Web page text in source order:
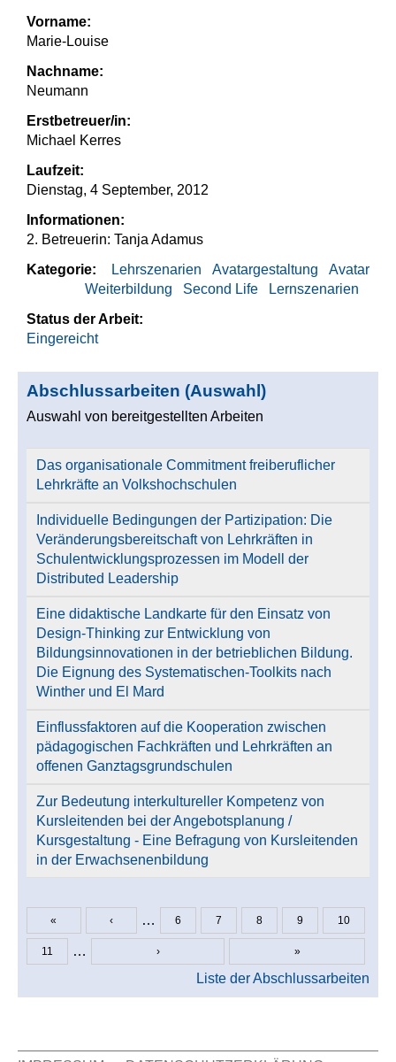
Vorname:
Marie-Louise
Nachname:
Neumann
Erstbetreuer/in:
Michael Kerres
Laufzeit:
Dienstag, 4 September, 2012
Informationen:
2. Betreuerin: Tanja Adamus
Kategorie:
Avatar
Avatargestaltung
Lehrszenarien
Lernszenarien
Second Life
Weiterbildung
Status der Arbeit:
Eingereicht
Abschlussarbeiten (Auswahl)
Auswahl von bereitgestellten Arbeiten
Das organisationale Commitment freiberuflicher
Lehrkräfte an Volkshochschulen
Individuelle Bedingungen der Partizipation: Die
Veränderungsbereitschaft von Lehrkräften in
Schulentwicklungsprozessen im Modell der
Distributed Leadership
Eine didaktische Landkarte für den Einsatz von
Design-Thinking zur Entwicklung von
Bildungsinnovationen in der betrieblichen Bildung.
Die Eignung des Systematischen-Toolkits nach
Winther und El Mard
Einflussfaktoren auf die Kooperation zwischen
pädagogischen Fachkräften und Lehrkräften an
offenen Ganztagsgrundschulen
Zur Bedeutung interkultureller Kompetenz von
Kursleitenden bei der Angebotsplanung /
Kursgestaltung - Eine Befragung von Kursleitenden
in der Erwachsenenbildung
Seiten
« ‹ … 6 7 8 9 10
11 … › »
Liste der Abschlussarbeiten